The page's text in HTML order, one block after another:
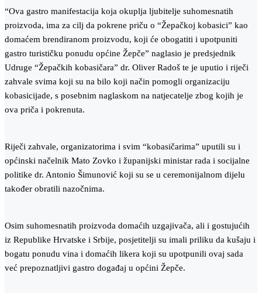
“Ova gastro manifestacija koja okuplja ljubitelje suhomesnatih
proizvoda, ima za cilj da pokrene priču o “Žepačkoj kobasici” kao
domaćem brendiranom proizvodu, koji će obogatiti i upotpuniti
gastro turističku ponudu općine Žepče” naglasio je predsjednik
Udruge “Žepačkih kobasičara” dr. Oliver Radoš te je uputio i riječi
zahvale svima koji su na bilo koji način pomogli organizaciju
kobasicijade, s posebnim naglaskom na natjecatelje zbog kojih je
ova priča i pokrenuta.
Riječi zahvale, organizatorima i svim “kobasičarima” uputili su i
općinski načelnik Mato Zovko i županijski ministar rada i socijalne
politike dr. Antonio Šimunović koji su se u ceremonijalnom dijelu
također obratili nazočnima.
Osim suhomesnatih proizvoda domaćih uzgajivača, ali i gostujućih
iz Republike Hrvatske i Srbije, posjetitelji su imali priliku da kušaju i
bogatu ponudu vina i domaćih likera koji su upotpunili ovaj sada
već prepoznatljivi gastro događaj u općini Žepče.